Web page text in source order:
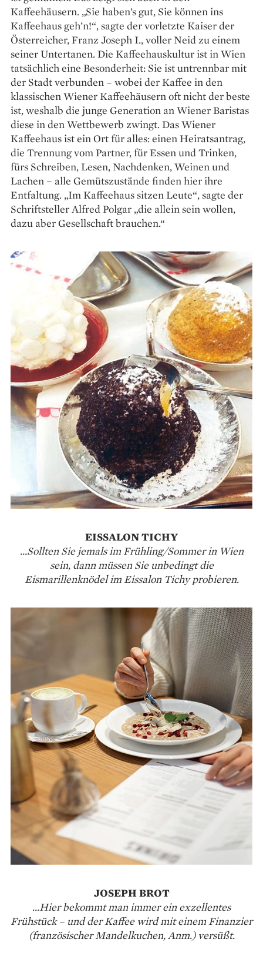
Kaffeehäusern. „Sie haben’s gut, Sie können ins
Kaffeehaus geh’n!“, sagte der vorletzte Kaiser der
Österreicher, Franz Joseph I., voller Neid zu einem
seiner Untertanen. Die Kaffeehaus­kultur ist in Wien
tatsächlich eine Besonderheit: Sie ist untrennbar mit
der Stadt verbunden – wobei der Kaffee in den
klassischen Wiener Kaffeehäusern oft nicht der beste
ist, weshalb die junge Generation an Wiener Baristas
diese in den Wettbewerb zwingt. Das Wiener
Kaffeehaus ist ein Ort für alles: ­einen Heiratsantrag,
die Trennung vom Partner, für Essen und Trinken,
fürs Schreiben, Lesen, Nachdenken, Weinen und
Lachen – alle Gemüts­zustände finden hier ihre
Entfaltung. „Im Kaffeehaus sitzen Leute“, sagte der
Schriftsteller Alfred Polgar „die allein sein wollen,
dazu aber Gesellschaft brauchen.“
EISSALON TICHY
...Sollten Sie jemals im Frühling/Sommer in Wien
sein, dann müssen Sie unbedingt die
Eismarillenknödel im Eissalon Tichy probieren.
JOSEPH BROT
...Hier bekommt man immer ein exzellentes
Frühstück – und der Kaffee wird mit einem Finanzier
(französischer Mandelkuchen, Anm.) versüßt.